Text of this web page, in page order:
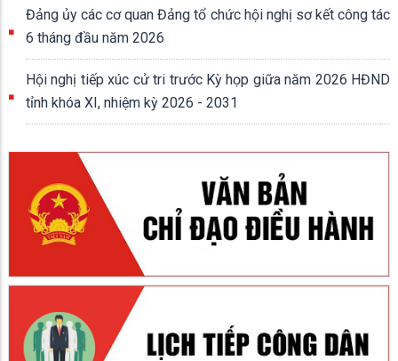
Đảng ủy các cơ quan Đảng tổ chức hội nghị sơ kết công tác
6 tháng đầu năm 2026
Hội nghị tiếp xúc cử tri trước Kỳ họp giữa năm 2026 HĐND
tỉnh khóa XI, nhiệm kỳ 2026 - 2031